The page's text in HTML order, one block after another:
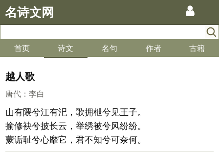
名诗文网
首页 诗文 名句 作者 古籍
越人歌
唐代 ： 李白
山有隈兮江有汜，歌拥枻兮见王子。
揄修袂兮披长云，举绣被兮风纷纷。
蒙诟耻兮心靡它，君不知兮可奈何。